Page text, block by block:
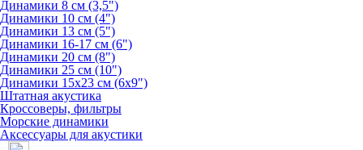
Динамики 8 см (3,5")
Динамики 10 см (4")
Динамики 13 см (5")
Динамики 16-17 см (6")
Динамики 20 см (8")
Динамики 25 см (10")
Динамики 15х23 см (6х9")
Штатная акустика
Кроссоверы, фильтры
Морские динамики
Аксессуары для акустики